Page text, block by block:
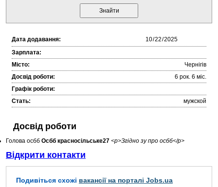
Дата додавання:
Зарплата:
Місто:
Чернігів
Досвід роботи:
6 рок. 6 міc.
Графік роботи:
Стать:
мужской
Досвід роботи
Голова осбб Осбб красносільське27 <p>Згідно зу про осбб</p>
Відкрити контакти
Подивіться схожі вакансії на порталі Jobs.ua